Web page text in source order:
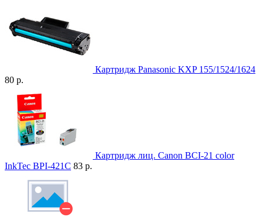
Картридж Panasonic KXP 155/1524/1624
80 р.
Картридж лиц. Canon BCI-21 color
InkTec BPI-421C 83 р.